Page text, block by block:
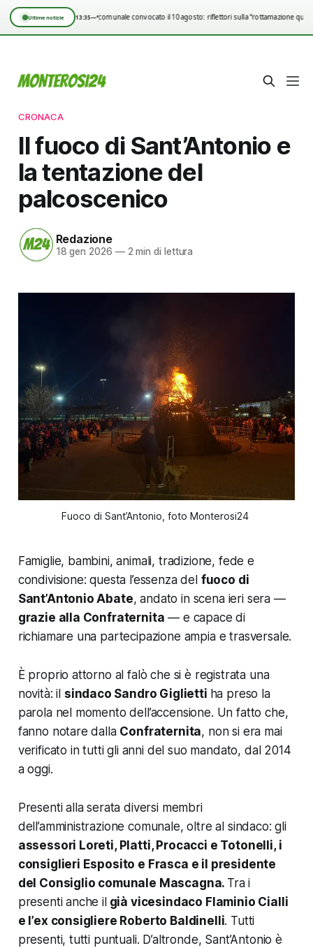
Ultime notizie 13:35—°
Consiglio comunale convocato il 10 agosto: riflettori sulla “rottamazione
CRONACA
Il fuoco di Sant’Antonio e
la tentazione del
palcoscenico
Redazione
18 gen 2026 —2 min di lettura
Fuoco di Sant’Antonio, foto Monterosi24
Famiglie, bambini, animali, tradizione, fede e
condivisione: questa l’essenza del fuoco di
Sant’Antonio Abate, andato in scena ieri sera —
grazie alla Confraternita — e capace di
richiamare una partecipazione ampia e trasversale.
È proprio attorno al falò che si è registrata una
novità: il sindaco Sandro Giglietti ha preso la
parola nel momento dell’accensione. Un fatto che,
fanno notare dalla Confraternita, non si era mai
verificato in tutti gli anni del suo mandato, dal 2014
a oggi.
Presenti alla serata diversi membri
dell’amministrazione comunale, oltre al sindaco: gli
assessori Loreti, Platti, Procacci e Totonelli, i
consiglieri Esposito e Frasca e il presidente
del Consiglio comunale Mascagna. Tra i
presenti anche il già vicesindaco Flaminio Cialli
e l’ex consigliere Roberto Baldinelli. Tutti
presenti, tutti puntuali. D’altronde, Sant’Antonio è